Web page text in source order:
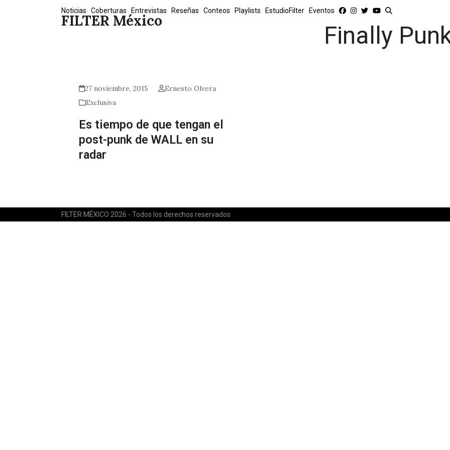
FILTER México
Noticias Coberturas Entrevistas Reseñas Conteos Playlists EstudioFilter Eventos
Finally
27 noviembre, 2015
Ernesto Olvera
Exclusiva
Es tiempo de que tengan el
post-punk de WALL en su
radar
FILTER MÉXICO 2026 - Todos los derechos reservados